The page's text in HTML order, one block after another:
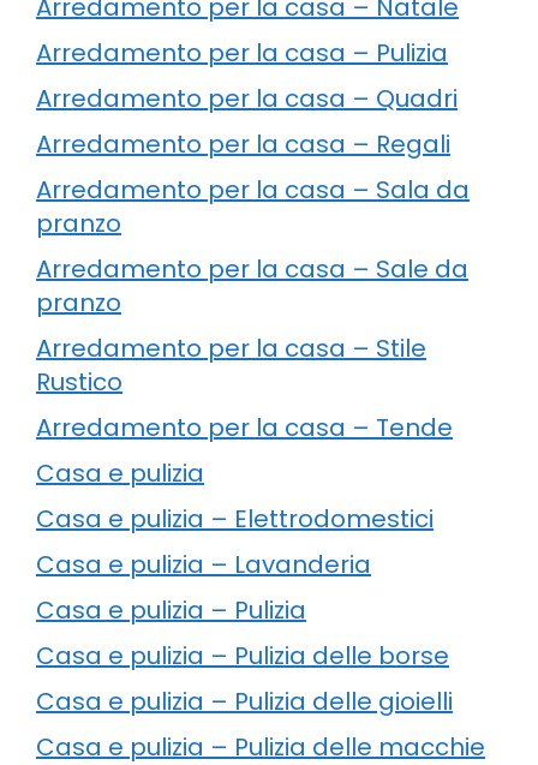
Arredamento per la casa – Natale
Arredamento per la casa – Pulizia
Arredamento per la casa – Quadri
Arredamento per la casa – Regali
Arredamento per la casa – Sala da
pranzo
Arredamento per la casa – Sale da
pranzo
Arredamento per la casa – Stile
Rustico
Arredamento per la casa – Tende
Casa e pulizia
Casa e pulizia – Elettrodomestici
Casa e pulizia – Lavanderia
Casa e pulizia – Pulizia
Casa e pulizia – Pulizia delle borse
Casa e pulizia – Pulizia delle gioielli
Casa e pulizia – Pulizia delle macchie